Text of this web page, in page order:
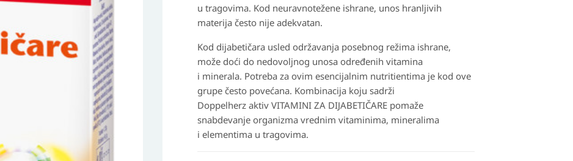
u tragovima. Kod neuravnotežene ishrane, unos hranljivih
materija često nije adekvatan.
Kod dijabetičara usled održavanja posebnog režima ishrane,
može doći do nedovoljnog unosa određenih vitamina
i minerala. Potreba za ovim esencijalnim nutritientima je kod ove
grupe često povećana. Kombinacija koju sadrži
Doppelherz aktiv VITAMINI ZA DIJABETIČARE pomaže
snabdevanje organizma vrednim vitaminima, mineralima
i elementima u tragovima.